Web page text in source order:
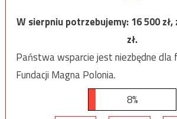
W sierpniu potrzebujemy:16 500
zł.
Państwa wsparcie jest niezbędne dla
Fundacji Magna Polonia.
8%